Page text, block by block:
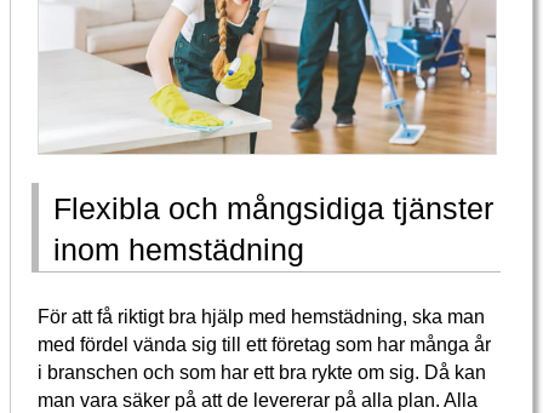
Flexibla och mångsidiga tjänster
inom hemstädning
För att få riktigt bra hjälp med hemstädning, ska man
med fördel vända sig till ett företag som har många år
i branschen och som har ett bra rykte om sig. Då kan
man vara säker på att de levererar på alla plan. Alla